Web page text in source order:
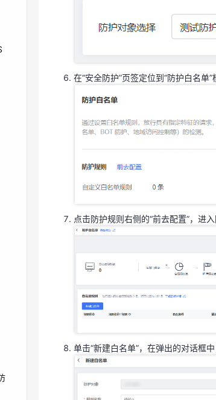
在“安全防护”页签定位到“防护白名单
点击防护规则右侧的“前去配置”，进
单击“新建白名单”，在弹出的对话框
在“安全防护”页签定位到“防护白名单
点击防护规则右侧的“前去配置”，进入
单击“新建白名单”，在弹出的对话框中